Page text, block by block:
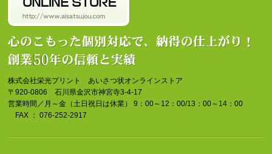
株式会社栄光プリント あいさつ状オンラインストア
〒920-0806 石川県金沢市神宮寺3-4-17
営業時間／月～金（土日祝日は休業） 9：00～12：00/13：00～14：00
FAX ： 076-252-2917